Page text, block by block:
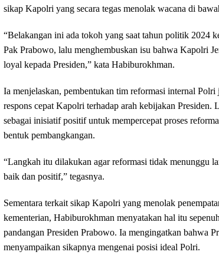
sikap Kapolri yang secara tegas menolak wacana di
“Belakangan ini ada tokoh yang saat tahun politik 2024
Pak Prabowo, lalu menghembuskan isu bahwa Kapolri
loyal kepada Presiden,” kata Habiburokhman.
Ia menjelaskan, pembentukan tim reformasi internal
respons cepat Kapolri terhadap arah kebijakan Presiden.
sebagai inisiatif positif untuk mempercepat proses
bentuk pembangkangan.
“Langkah itu dilakukan agar reformasi tidak menunggu
baik dan positif,” tegasnya.
Sementara terkait sikap Kapolri yang menolak
kementerian, Habiburokhman menyatakan hal itu
pandangan Presiden Prabowo. Ia mengingatkan bahwa
menyampaikan sikapnya mengenai posisi ideal Polri.